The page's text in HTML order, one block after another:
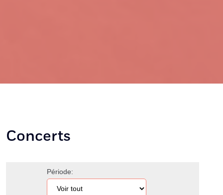
Concerts
Période: